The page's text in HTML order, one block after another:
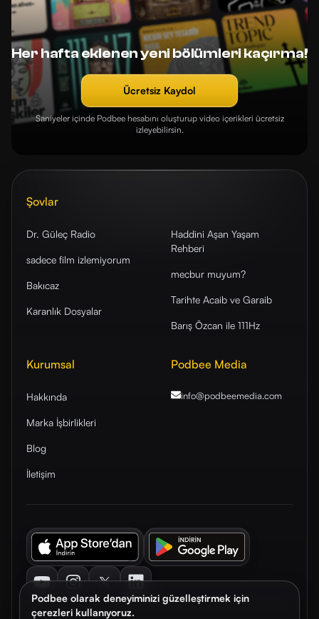
Podbee olarak deneyiminizi güzelleştirmek için
çerezleri kullanıyoruz.
Her hafta eklenen yeni bölümleri kaçırma!
Ücretsiz Kaydol
Saniyeler içinde Podbee hesabını oluşturup video içerikleri ücretsiz
izleyebilirsin.
Şovlar
Dr. Güleç Radio
sadece film izlemiyorum
Bakıcaz
Karanlık Dosyalar
Haddini Aşan Yaşam
Rehberi
mecbur muyum?
Tarihte Acaib ve Garaib
Barış Özcan ile 111Hz
Kurumsal
Hakkında
Marka İşbirlikleri
Blog
İletişim
Podbee Media
info@podbeemedia.com